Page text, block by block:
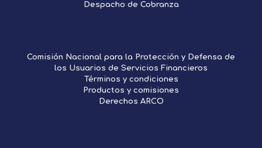
Despacho de Cobranza
Comisión Nacional para la Protección y Defensa de
los Usuarios de Servicios Financieros
Términos y condiciones
Productos y comisiones
Derechos ARCO